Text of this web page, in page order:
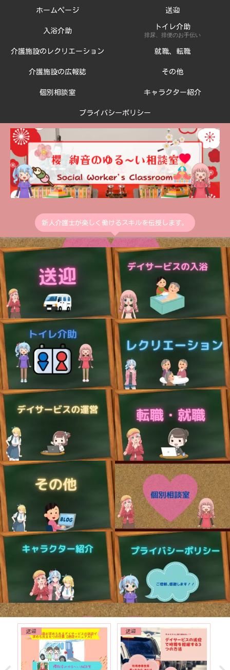
新人介護士が楽しく働けるスキルを伝授します。
ホームページ 送迎
入浴介助
トイレ介助
排尿、排便のお手伝い
介護施設のレクリエーション 就職、転職
介護施設の広報誌 その他
個別相談室 キャラクター紹介
プライバシーポリシー
送迎 送迎